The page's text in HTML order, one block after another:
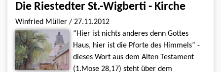
Die Riestedter St.-Wigberti - Kirche
Winfried Müller / 27.11.2012
“Hier ist nichts anderes denn Gottes
Haus, hier ist die Pforte des Himmels” -
dieses Wort aus dem Alten Testament
(1.Mose 28,17) steht über dem